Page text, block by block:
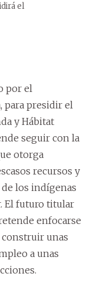
el
por el
para presidir el
y Hábitat
seguir con la
otorga
recursos y
los indígenas
El futuro titular
enfocarse
construir unas
a unas